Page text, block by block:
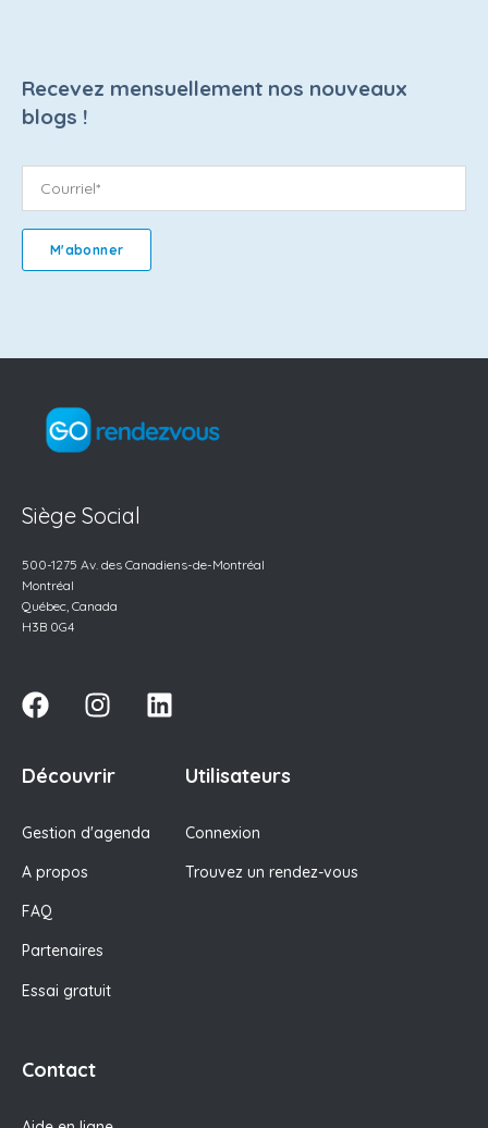
Recevez mensuellement nos nouveaux
blogs !
Siège Social
500-1275 Av. des Canadiens-de-Montréal
Montréal
Québec, Canada
H3B 0G4
Découvrir
Gestion d'agenda
A propos
FAQ
Partenaires
Essai gratuit
Utilisateurs
Connexion
Trouvez un rendez-vous
Contact